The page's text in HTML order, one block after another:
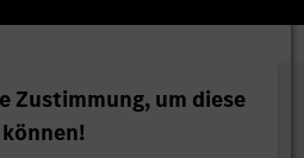
Zustimmung, um diese